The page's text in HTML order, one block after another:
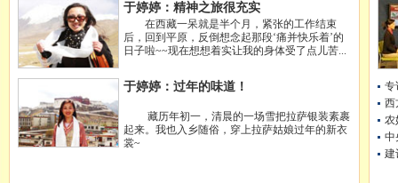
于婷婷：精神之旅很充实
在西藏一呆就是半个月，紧张的工作结束
后，回到平原，反倒想念起那段‘痛并快乐着’的
日子啦~~现在想想着实让我的身体受了点儿苦...
于婷婷：过年的味道！
藏历年初一，清晨的一场雪把拉萨银装素裹
起来。我也入乡随俗，穿上拉萨姑娘过年的新衣
裳~
专
西
农
中
建